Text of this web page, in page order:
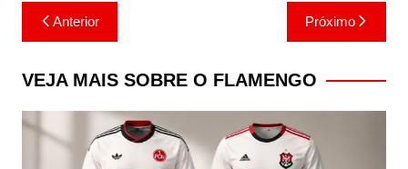
Navegação
de
Post
Anterior Próximo
VEJA MAIS SOBRE O FLAMENGO